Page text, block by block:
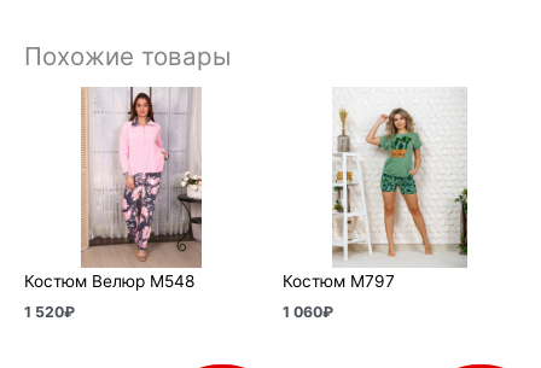
Похожие товары
Костюм Велюр М548
1 520₽
Костюм М797
1 060₽